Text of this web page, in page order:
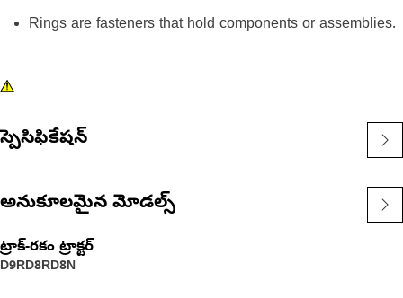
Rings are fasteners that hold components or assemblies.
స్పెసిఫికేషన్
అనుకూలమైన మోడల్స్
ట్రాక్-రకం ట్రాక్టర్‌
D9RD8RD8N